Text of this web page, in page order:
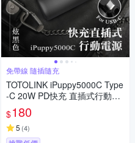
免帶線 隨插隨充
TOTOLINK iPuppy5000C Type
-C 20W PD快充 直插式行動電
源 口袋電源 免傳輸線(安卓&蘋
果 iPhone15 以上專用)-炫黑
$180
5 (4)